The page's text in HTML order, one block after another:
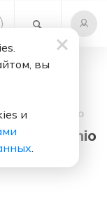
бесплатно
Colontonio
вы
и
.